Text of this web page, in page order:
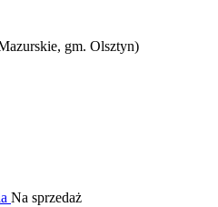
gm. Olsztyn)
Na sprzedaż